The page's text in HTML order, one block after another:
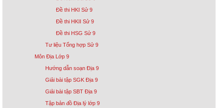
Đề thi HKI Sử 9
Đề thi HKII Sử 9
Đề thi HSG Sử 9
Tư liệu Tổng hợp Sử 9
Môn Địa Lớp 9
Hướng dẫn soạn Địa 9
Giải bài tập SGK Địa 9
Giải bài tập SBT Địa 9
Tập bản đồ Địa lý lớp 9